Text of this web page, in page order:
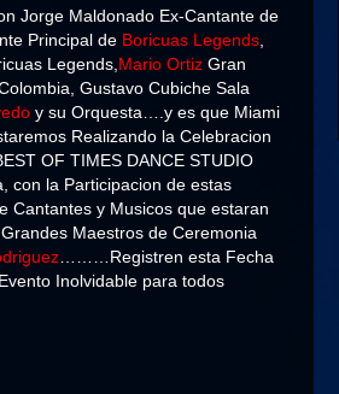
Jorge Maldonado Ex-Cantante de
Principal de Boricuas Legends
Legends, Mario Ortiz Gran
Gustavo Cubiche Sala
y su Orquesta….y es que Miami
Realizando la Celebracion
OF TIMES DANCE STUDIO
con la Participacion de estas
Cantantes y Musicos que estaran
Maestros de Ceremonia
………Registren esta Fecha
Inolvidable para todos